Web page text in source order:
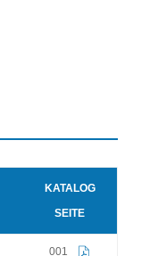
KATALOG
SEITE
001